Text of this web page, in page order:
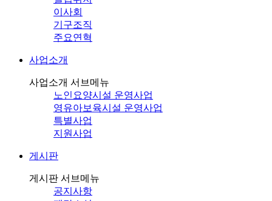
이사회
기구조직
주요연혁
사업소개
사업소개 서브메뉴
노인요양시설 운영사업
영유아보육시설 운영사업
특별사업
지원사업
게시판
게시판 서브메뉴
공지사항